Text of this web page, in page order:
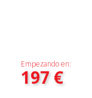
Empezando en:
197€